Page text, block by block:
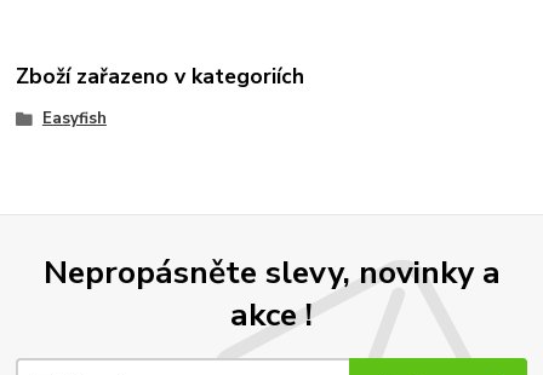
Zboží zařazeno v kategoriích
Easyfish
Nepropásněte slevy, novinky a
akce !